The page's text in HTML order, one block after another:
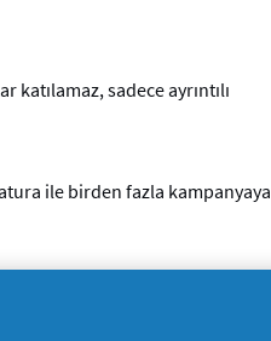
sadece ayrıntılı
ile birden fazla kampanyaya